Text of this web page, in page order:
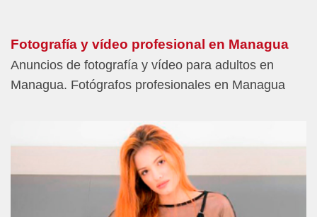
Fotografía y vídeo profesional en Managua
Anuncios de fotografía y vídeo para adultos en
Managua. Fotógrafos profesionales en Managua